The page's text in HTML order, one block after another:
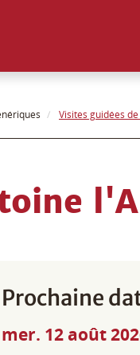
Visites guidées
Prochaine
mer. 12 août